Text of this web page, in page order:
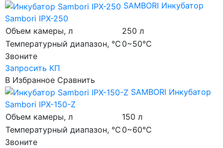
SAMBORI Инкубатор
Sambori IPX-250
Объем камеры, л
250 л
Температурный диапазон, °C 0~50°C
Звоните
Запросить КП
В Избранное Сравнить
SAMBORI Инкубатор
Sambori IPX-150-Z
Объем камеры, л
150 л
Температурный диапазон, °C 0~60°C
Звоните